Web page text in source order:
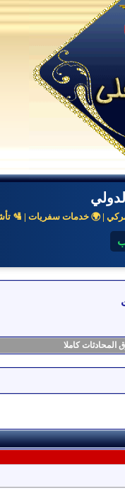
| 🌍 خدمات سفريات | 🛂
المحادثات كاملا